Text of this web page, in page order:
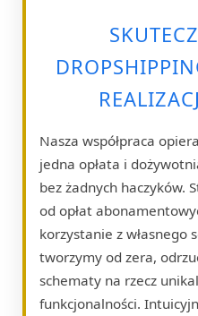
Nasza współpraca
jedna opłata i
bez żadnych haczyków.
od opłat
korzystanie z własnego
tworzymy od zera,
schematy na rzecz
funkcjonalności.